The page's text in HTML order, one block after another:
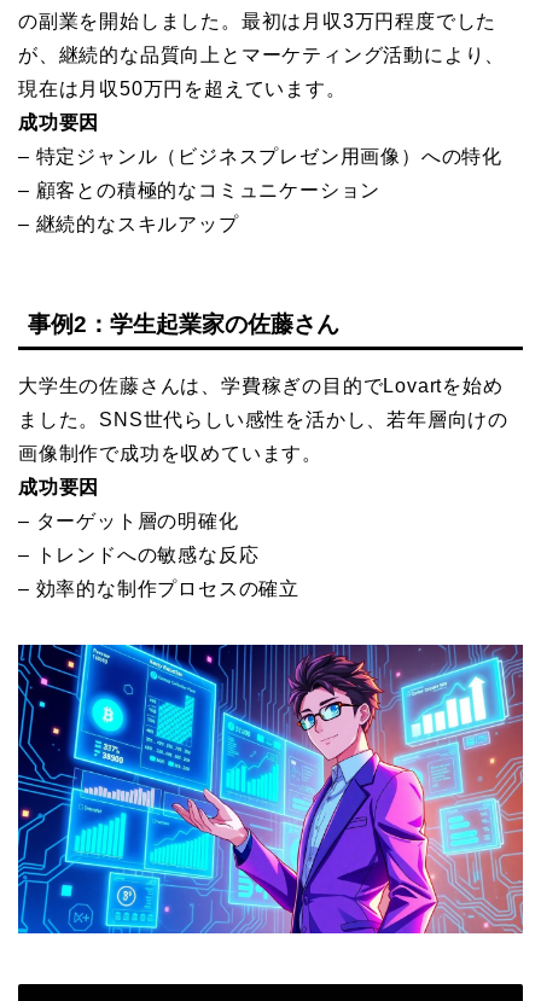
の副業を開始しました。最初は月収3万円程度でした
が、継続的な品質向上とマーケティング活動により、
現在は月収50万円を超えています。
成功要因
– 特定ジャンル（ビジネスプレゼン用画像）への特化
– 顧客との積極的なコミュニケーション
– 継続的なスキルアップ
事例2：学生起業家の佐藤さん
大学生の佐藤さんは、学費稼ぎの目的でLovartを始め
ました。SNS世代らしい感性を活かし、若年層向けの
画像制作で成功を収めています。
成功要因
– ターゲット層の明確化
– トレンドへの敏感な反応
– 効率的な制作プロセスの確立